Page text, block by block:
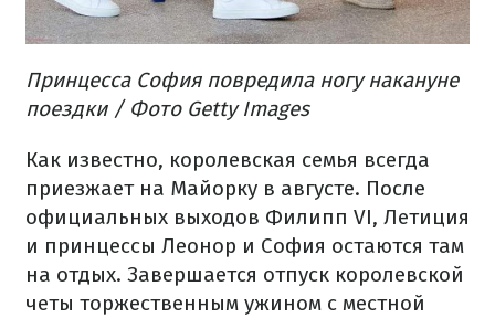
Принцесса София повредила ногу накануне
поездки / Фото Getty Images
Как известно, королевская семья всегда
приезжает на Майорку в августе. После
официальных выходов Филипп VI, Летиция
и принцессы Леонор и София остаются там
на отдых. Завершается отпуск королевской
четы торжественным ужином с местной